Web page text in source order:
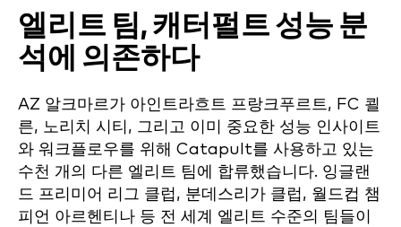
엘리트 팀, 캐터펄트 성능 분
석에 의존하다
AZ 알크마르가 아인트라흐트 프랑크푸르트, FC 쾰
른, 노리치 시티, 그리고 이미 중요한 성능 인사이트
와 워크플로우를 위해 Catapult를 사용하고 있는
수천 개의 다른 엘리트 팀에 합류했습니다. 잉글랜
드 프리미어 리그 클럽, 분데스리가 클럽, 월드컵 챔
피언 아르헨티나 등 전 세계 엘리트 수준의 팀들이